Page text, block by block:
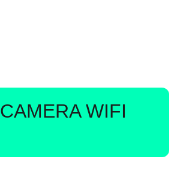
CAMERA WIFI